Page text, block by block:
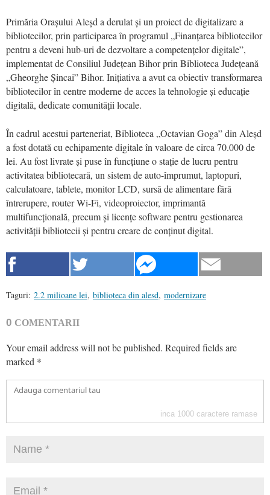
Primăria Orașului Aleșd a derulat și un proiect de digitalizare a
bibliotecilor, prin participarea în programul „Finanțarea bibliotecilor
pentru a deveni hub-uri de dezvoltare a competențelor digitale”,
implementat de Consiliul Județean Bihor prin Biblioteca Județeană
„Gheorghe Șincai” Bihor. Inițiativa a avut ca obiectiv transformarea
bibliotecilor în centre moderne de acces la tehnologie și educație
digitală, dedicate comunității locale.
În cadrul acestui parteneriat, Biblioteca „Octavian Goga” din Aleșd
a fost dotată cu echipamente digitale în valoare de circa 70.000 de
lei. Au fost livrate și puse în funcțiune o stație de lucru pentru
activitatea bibliotecară, un sistem de auto-împrumut, laptopuri,
calculatoare, tablete, monitor LCD, sursă de alimentare fără
întrerupere, router Wi-Fi, videoproiector, imprimantă
multifuncțională, precum și licențe software pentru gestionarea
activității bibliotecii și pentru creare de conținut digital.
Taguri: 2.2 milioane lei, biblioteca din alesd, modernizare
0 COMENTARII
Your email address will not be published. Required fields are
marked *
inca 1000 caractere ramase